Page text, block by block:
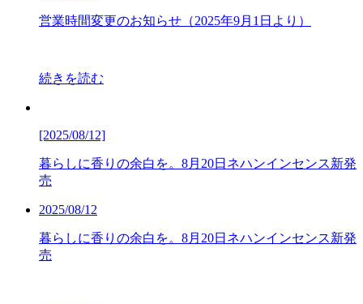
営業時間変更のお知らせ（2025年9月1日より）
続きを読む
[2025/08/12]
暮らしに香りの余白を。8月20日ネハンインセンス新発
売
2025/08/12
暮らしに香りの余白を。8月20日ネハンインセンス新発
売